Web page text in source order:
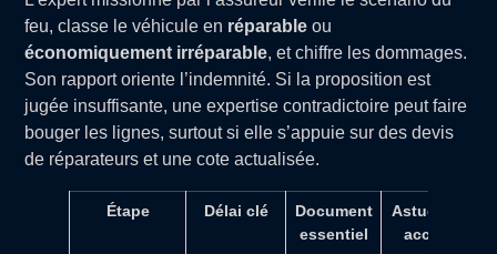
feu, classe le véhicule en réparable ou
économiquement irréparable, et chiffre les dommages.
Son rapport oriente l’indemnité. Si la proposition est
jugée insuffisante, une expertise contradictoire peut faire
bouger les lignes, surtout si elle s’appuie sur des devis
de réparateurs et une cote actualisée.
Étape Délai clé
Document
essentiel
Astuce pour
accélérer